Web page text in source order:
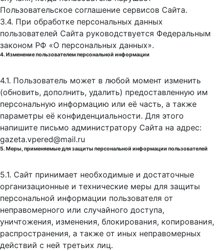
Пользовательское соглашение сервисов Сайта.
3.4. При обработке персональных данных
пользователей Сайта руководствуется Федеральным
законом РФ «О персональных данных».
4. Изменение пользователем персональной информации
4.1. Пользователь может в любой момент изменить
(обновить, дополнить, удалить) предоставленную им
персональную информацию или её часть, а также
параметры её конфиденциальности. Для этого
напишите письмо администратору Сайта на адрес:
gazeta.vpered@mail.ru
5. Меры, применяемые для защиты персональной информации пользователей
5.1. Сайт принимает необходимые и достаточные
организационные и технические меры для защиты
персональной информации пользователя от
неправомерного или случайного доступа,
уничтожения, изменения, блокирования, копирования,
распространения, а также от иных неправомерных
действий с ней третьих лиц.